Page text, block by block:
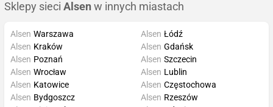
Sklepy sieci Alsen w innych miastach
Alsen Warszawa
Alsen Kraków
Alsen Poznań
Alsen Wrocław
Alsen Łódź
Alsen Gdańsk
Alsen Szczecin
Alsen Lublin
Alsen Katowice
Alsen Bydgoszcz
Alsen Częstochowa
Alsen Rzeszów